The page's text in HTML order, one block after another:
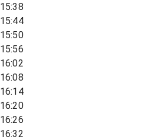
15:38
15:44
15:50
15:56
16:02
16:08
16:14
16:20
16:26
16:32